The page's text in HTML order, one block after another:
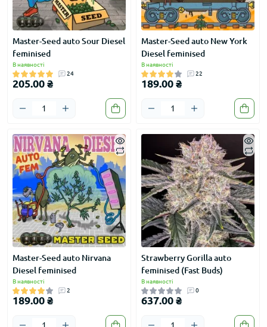
Master-Seed auto Sour Diesel
feminised
В наявності
24
205.00 ₴
Master-Seed auto New York
Diesel feminised
В наявності
22
189.00 ₴
Master-Seed auto Nirvana
Diesel feminised
В наявності
2
189.00 ₴
Strawberry Gorilla auto
feminised (Fast Buds)
В наявності
0
637.00 ₴